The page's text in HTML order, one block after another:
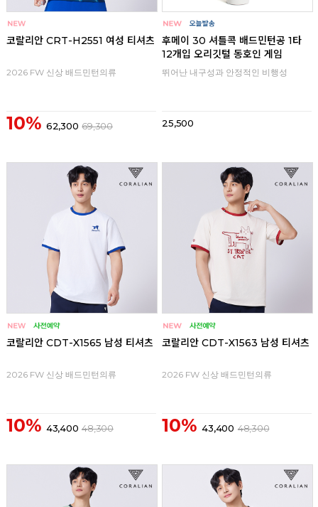
코랄리안 CRT-H2551 여성 티셔츠
2026 FW 신상 배드민턴의류
10% 62,300 69,300
후메이 30 셔틀콕 배드민턴공 1타
12개입 오리깃털 동호인 게임
뛰어난 내구성과 안정적인 비행성
25,500
코랄리안 CDT-X1565 남성 티셔츠
2026 FW 신상 배드민턴의류
10% 43,400 48,300
코랄리안 CDT-X1563 남성 티셔츠
2026 FW 신상 배드민턴의류
10% 43,400 48,300